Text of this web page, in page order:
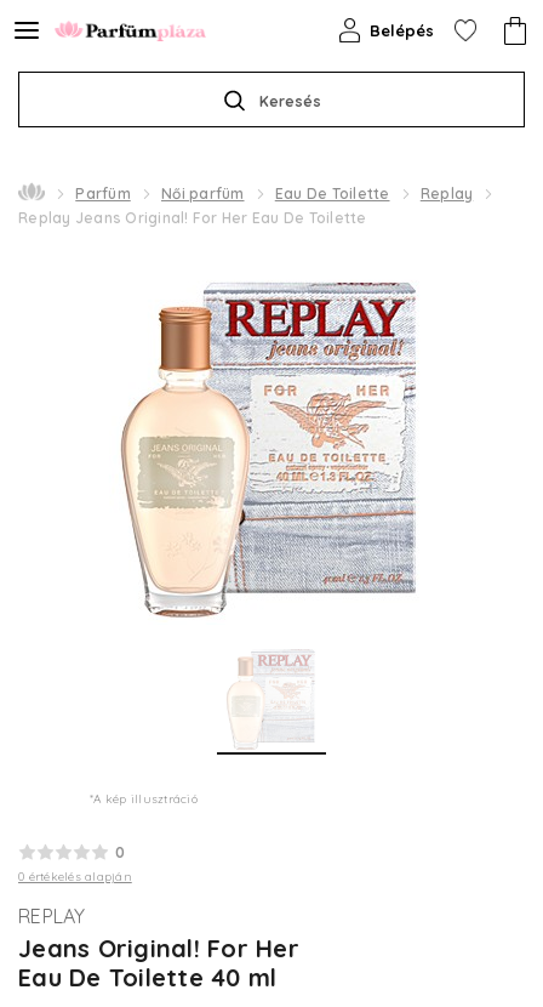
Keresés
Belépés
Parfüm Női parfüm Eau De Toilette
Replay
Replay Jeans Original! For Her Eau De Toilette
*A kép illusztráció
0
0 értékelés alapján
REPLAY
Jeans Original! For Her
Eau De Toilette 40 ml